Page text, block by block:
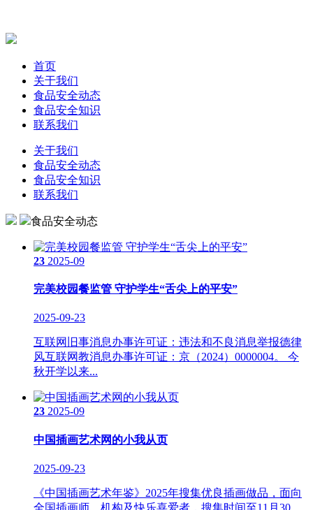
首页
关于我们
食品安全动态
食品安全知识
联系我们
关于我们
食品安全动态
食品安全知识
联系我们
食品安全动态
23 2025-09
完美校园餐监管 守护学生“舌尖上的平安”
2025-09-23
互联网旧事消息办事许可证：违法和不良消息举报德律
风互联网教消息办事许可证：京（2024）0000004。 今
秋开学以来...
23 2025-09
中国插画艺术网的小我从页
2025-09-23
《中国插画艺术年鉴》2025年搜集优良插画做品，面向
全国插画师、机构及快乐喜爱者，搜集时间至11月30